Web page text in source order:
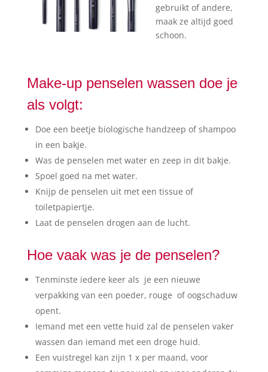
gebruikt of andere,
maak ze altijd goed
schoon.
Make-up penselen wassen doe je
als volgt:
Doe een beetje biologische handzeep of shampoo
in een bakje.
Was de penselen met water en zeep in dit bakje.
Spoel goed na met water.
Knijp de penselen uit met een tissue of
toiletpapiertje.
Laat de penselen drogen aan de lucht.
Hoe vaak was je de penselen?
Tenminste iedere keer als je een nieuwe
verpakking van een poeder, rouge of oogschaduw
opent.
Iemand met een vette huid zal de penselen vaker
wassen dan iemand met een droge huid.
Een vuistregel kan zijn 1 x per maand, voor